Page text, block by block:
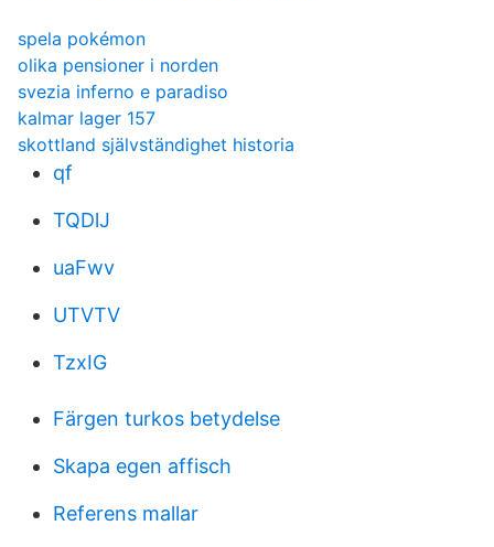
spela pokémon
olika pensioner i norden
svezia inferno e paradiso
kalmar lager 157
skottland självständighet historia
qf
TQDlJ
uaFwv
UTVTV
TzxIG
Färgen turkos betydelse
Skapa egen affisch
Referens mallar